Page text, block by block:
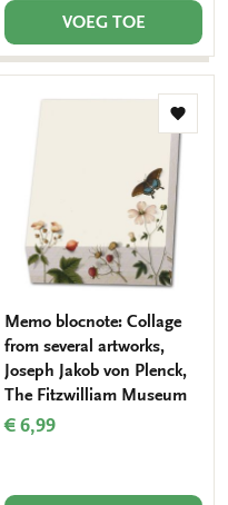
VOEG TOE
aan
Memo blocnote: Collage
from several artworks,
Joseph Jakob von Plenck,
The Fitzwilliam Museum
€ 6,99